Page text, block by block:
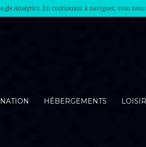
Analytics. En continuant à naviguer, vous
HÉBERGEMENTS